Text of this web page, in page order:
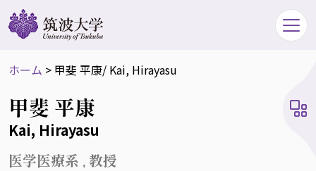
ホーム > 甲斐 平康/ Kai, Hirayasu
甲斐 平康
Kai, Hirayasu
医学医療系 , 教授